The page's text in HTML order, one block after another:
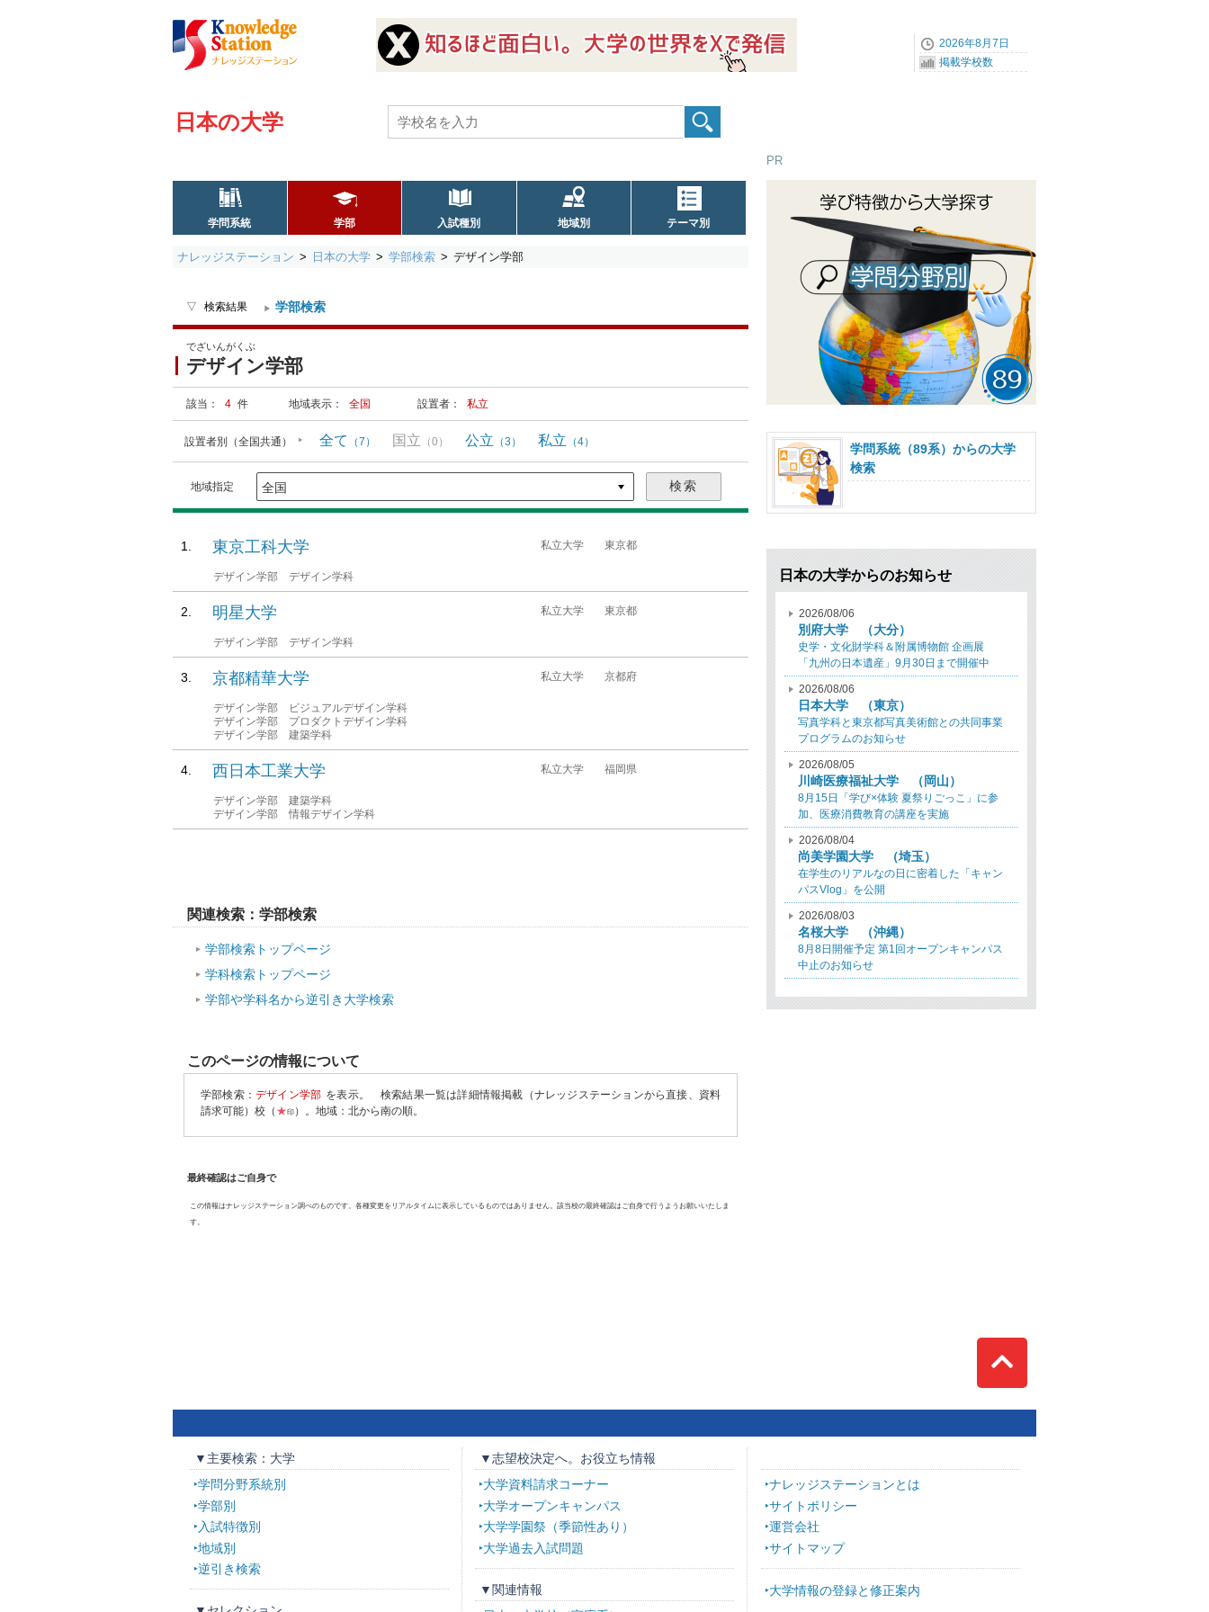
2026年8月7日
掲載学校数
日本の大学
学問系統 学部 入試種別 地域別 テーマ別
ナレッジステーション 日本の大学 学部検索 デザイン学部
検索結果 学部検索
でざいんがくぶ
デザイン学部
該当： 4 件 地域表示： 全国 設置者： 私立
設置者別（全国共通） 全て （7） 国立 （0） 公立 （3） 私立 （4）
地域指定
東京工科大学 私立大学 東京都
デザイン学部 デザイン学科
明星大学 私立大学 東京都
デザイン学部 デザイン学科
京都精華大学 私立大学 京都府
デザイン学部 ビジュアルデザイン学科
デザイン学部 プロダクトデザイン学科
デザイン学部 建築学科
西日本工業大学 私立大学 福岡県
デザイン学部 建築学科
デザイン学部 情報デザイン学科
関連検索：学部検索
学部検索トップページ
学科検索トップページ
学部や学科名から逆引き大学検索
このページの情報について
学部検索： デザイン学部 を表示。
検索結果一覧は詳細情報掲載（ナレッジステーションから直接、資料
請求可能）校（ ★印 ）。地域：北から南の順。
最終確認はご自身で
この情報はナレッジステーション調べのものです。各種変更をリアルタイムに表示しているものではありません。該当校の最終確認はご自身で行うようお願いいたしま
す。
PR
学問系統（89系）からの大学
検索
日本の大学からのお知らせ
2026/08/06
別府大学 （大分）
史学・文化財学科＆附属博物館 企画展
「九州の日本遺産」9月30日まで開催中
2026/08/06
日本大学 （東京）
写真学科と東京都写真美術館との共同事業
プログラムのお知らせ
2026/08/05
川崎医療福祉大学 （岡山）
8月15日「学び×体験 夏祭りごっこ」に参
加、医療消費教育の講座を実施
2026/08/04
尚美学園大学 （埼玉）
在学生のリアルなの日に密着した「キャン
パスVlog」を公開
2026/08/03
名桜大学 （沖縄）
8月8日開催予定 第1回オープンキャンパス
中止のお知らせ
▼主要検索：大学
学問分野系統別
学部別
入試特徴別
地域別
逆引き検索
▼志望校決定へ。お役立ち情報
大学資料請求コーナー
大学オープンキャンパス
大学学園祭（季節性あり）
大学過去入試問題
▼関連情報
ナレッジステーションとは
サイトポリシー
運営会社
サイトマップ
大学情報の登録と修正案内